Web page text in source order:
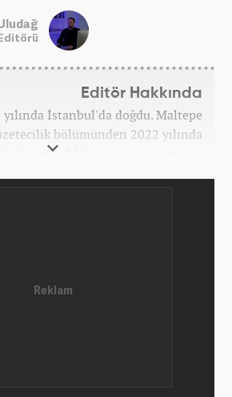
Editör Hakkında
yılında İstanbul'da doğdu. Maltepe
bölümünden 2022 yılında
Gazetecilik kariyerine üniversite